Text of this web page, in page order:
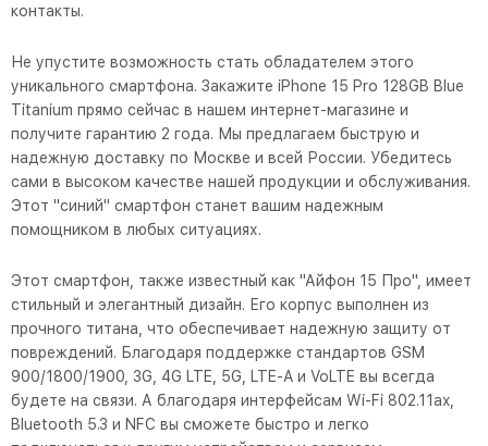
контакты.
Не упустите возможность стать обладателем этого
уникального смартфона. Закажите iPhone 15 Pro 128GB Blue
Titanium прямо сейчас в нашем интернет-магазине и
получите гарантию 2 года. Мы предлагаем быструю и
надежную доставку по Москве и всей России. Убедитесь
сами в высоком качестве нашей продукции и обслуживания.
Этот "синий" смартфон станет вашим надежным
помощником в любых ситуациях.
Этот смартфон, также известный как "Айфон 15 Про", имеет
стильный и элегантный дизайн. Его корпус выполнен из
прочного титана, что обеспечивает надежную защиту от
повреждений. Благодаря поддержке стандартов GSM
900/1800/1900, 3G, 4G LTE, 5G, LTE-A и VoLTE вы всегда
будете на связи. А благодаря интерфейсам Wi-Fi 802.11ax,
Bluetooth 5.3 и NFC вы сможете быстро и легко